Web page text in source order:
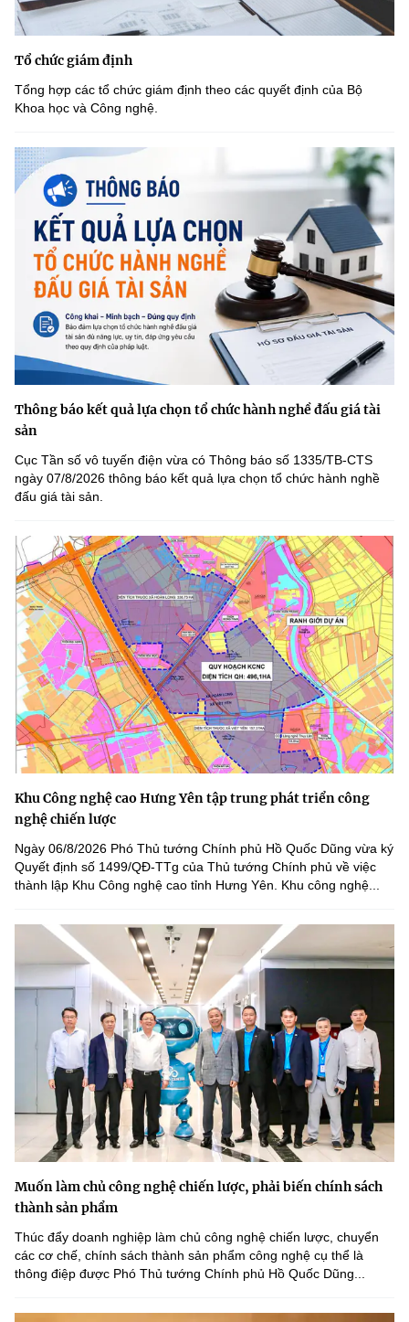
Tổ chức giám định
Tổng hợp các tổ chức giám định theo các quyết định của Bộ
Khoa học và Công nghệ.
Thông báo kết quả lựa chọn tổ chức hành nghề đấu giá tài
sản
Cục Tần số vô tuyến điện vừa có Thông báo số 1335/TB-CTS
ngày 07/8/2026 thông báo kết quả lựa chọn tổ chức hành nghề
đấu giá tài sản.
Khu Công nghệ cao Hưng Yên tập trung phát triển công
nghệ chiến lược
Ngày 06/8/2026 Phó Thủ tướng Chính phủ Hồ Quốc Dũng vừa ký
Quyết định số 1499/QĐ-TTg của Thủ tướng Chính phủ về việc
thành lập Khu Công nghệ cao tỉnh Hưng Yên. Khu công nghệ...
Muốn làm chủ công nghệ chiến lược, phải biến chính sách
thành sản phẩm
Thúc đẩy doanh nghiệp làm chủ công nghệ chiến lược, chuyển
các cơ chế, chính sách thành sản phẩm công nghệ cụ thể là
thông điệp được Phó Thủ tướng Chính phủ Hồ Quốc Dũng...